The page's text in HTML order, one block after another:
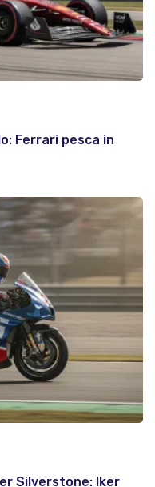
Ferrari pesca in
Silverstone: Iker